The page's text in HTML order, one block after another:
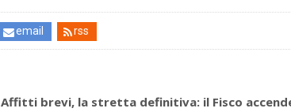
email rss
Affitti brevi, la stretta definitiva: il Fisco